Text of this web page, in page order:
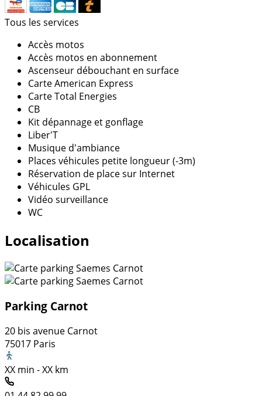
Tous les services
Accès motos
Accès motos en abonnement
Ascenseur débouchant en surface
Carte American Express
Carte Total Energies
CB
Kit dépannage et gonflage
Liber'T
Musique d'ambiance
Places véhicules petite longueur (-3m)
Réservation de place sur Internet
Véhicules GPL
Vidéo surveillance
WC
Localisation
Parking Carnot
20 bis avenue Carnot
75017 Paris
XX min - XX km